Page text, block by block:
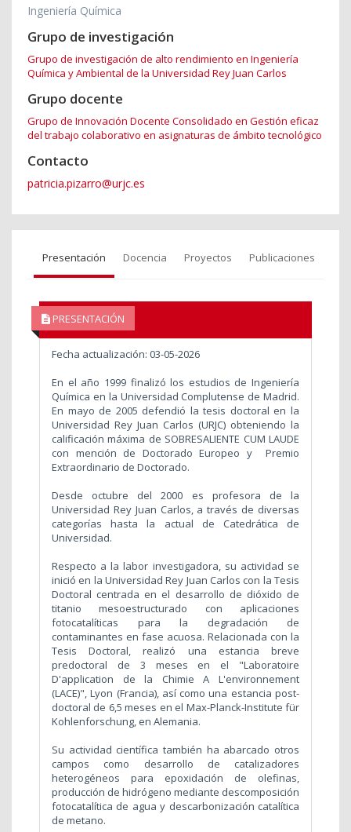
Ingeniería Química
Grupo de investigación
Grupo de investigación de alto rendimiento en Ingeniería
Química y Ambiental de la Universidad Rey Juan Carlos
Grupo docente
Grupo de Innovación Docente Consolidado en Gestión eficaz
del trabajo colaborativo en asignaturas de ámbito tecnológico
Contacto
patricia.pizarro@urjc.es
Presentación Docencia Proyectos Publicaciones
PRESENTACIÓN
Fecha actualización: 03-05-2026
En el año 1999 finalizó los estudios de Ingeniería
Química en la Universidad Complutense de Madrid.
En mayo de 2005 defendió la tesis doctoral en la
Universidad Rey Juan Carlos (URJC) obteniendo la
calificación máxima de SOBRESALIENTE CUM LAUDE
con mención de Doctorado Europeo y Premio
Extraordinario de Doctorado.
Desde octubre del 2000 es profesora de la
Universidad Rey Juan Carlos, a través de diversas
categorías hasta la actual de Catedrática de
Universidad.
Respecto a la labor investigadora, su actividad se
inició en la Universidad Rey Juan Carlos con la Tesis
Doctoral centrada en el desarrollo de dióxido de
titanio mesoestructurado con aplicaciones
fotocatalíticas para la degradación de
contaminantes en fase acuosa. Relacionada con la
Tesis Doctoral, realizó una estancia breve
predoctoral de 3 meses en el "Laboratoire
D'application de la Chimie A L'environnement
(LACE)", Lyon (Francia), así como una estancia post-
doctoral de 6,5 meses en el Max-Planck-Institute für
Kohlenforschung, en Alemania.
Su actividad científica también ha abarcado otros
campos como desarrollo de catalizadores
heterogéneos para epoxidación de olefinas,
producción de hidrógeno mediante descomposición
fotocatalítica de agua y descarbonización catalítica
de metano.